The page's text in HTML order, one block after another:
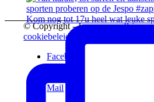
Kom nog tot 17u heel wat leuke
© Copyright - Jespo vzw -
cookiebeleid
Facebook
Instagram
Mail